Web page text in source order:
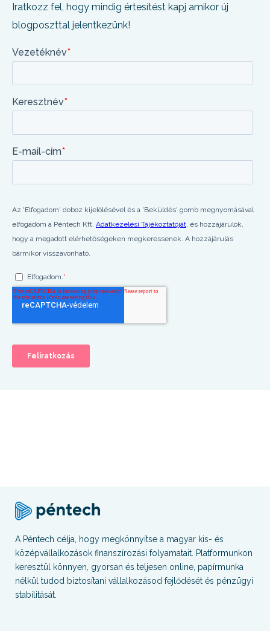
Iratkozz fel, hogy mindig értesítést kapj amikor új
blogposzttal jelentkezünk!
A Péntech célja, hogy megkönnyítse a magyar kis- és
középvállalkozások finanszírozási folyamatait. Platformunkon
keresztül könnyen, gyorsan és teljesen online, papírmunka
nélkül tudod biztosítani vállalkozásod fejlődését és pénzügyi
stabilitását.